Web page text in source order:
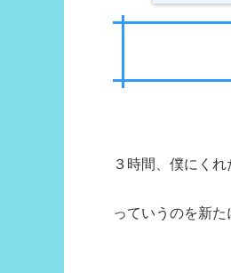
３時間、僕にく
っていうのを新た